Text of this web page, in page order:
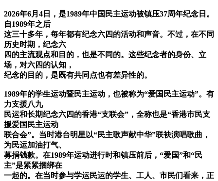
2026年6月4日，是1989年中国民主运动被镇压37周年纪念日。
自1989年之后
这三十多年，每年都有纪念六四的活动和声音。不过，在不同
历史时期，纪念六
四的主流观点和目的，也是不同的。这些纪念者的身份、立
场，对六四的认知，
纪念的目的，是既有共同点也有差异性的。
1989年的学生运动暨民主运动，也被称为“爱国民主运动”。有
力支援八九
民运和长期纪念六四的香港“支联会”，全称也是“香港市民支
援爱国民主运动
联合会”。当时港台明星以“民主歌声献中华”联袂演唱歌曲，
为民运加油打气、
募捐钱款。在1989年运动进行时和镇压前后，“爱国”和“民
主”是紧紧捆绑在
一起的。在当时参与学运民运的学生、工人、市民们看来，正